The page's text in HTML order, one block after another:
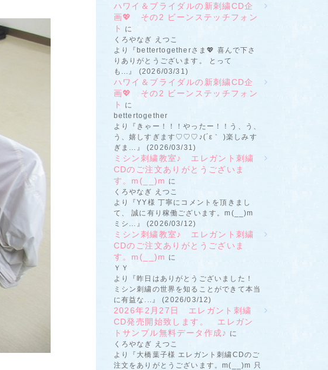
ハワイ＆ブライダルの新刺繍CD企
画💖 その2 ビーンステッチフォン
ト
に
くろやなぎ えつこ
より『bettertogetherさま💖 喜んで下さ
りありがとうございます。 とって
も...』 (2026/03/31)
ハワイ＆ブライダルの新刺繍CD企
画💖 その2 ビーンステッチフォン
ト
に
bettertogether
より『きゃー！！！やったー！！う、う、
う、嬉しすぎます♡♡♡♪(´ε｀ )楽しみす
ぎま...』 (2026/03/31)
ミシン刺繍教室♪ エレガント刺繍
CDのご注文ありがとうございま
す。m(__)m に
くろやなぎ えつこ
より『YY様 丁寧にコメントを頂きまし
て、 誠に有り稼働ございます。m(__)m
ミシ...』 (2026/03/12)
ミシン刺繍教室♪ エレガント刺繍
CDのご注文ありがとうございま
す。m(__)m に
ＹＹ
より『昨日はありがとうございました！
ミシン刺繍の世界を知ることができて本当
に有益な...』 (2026/03/12)
2026年2月27日 エレガント刺繍
CD発売開始致します。 エレガン
トサンプル無料データ作成♪ に
くろやなぎ えつこ
より『大橋葉子様 エレガント刺繍CDのご
注文をありがとうございます。m(__)m 只